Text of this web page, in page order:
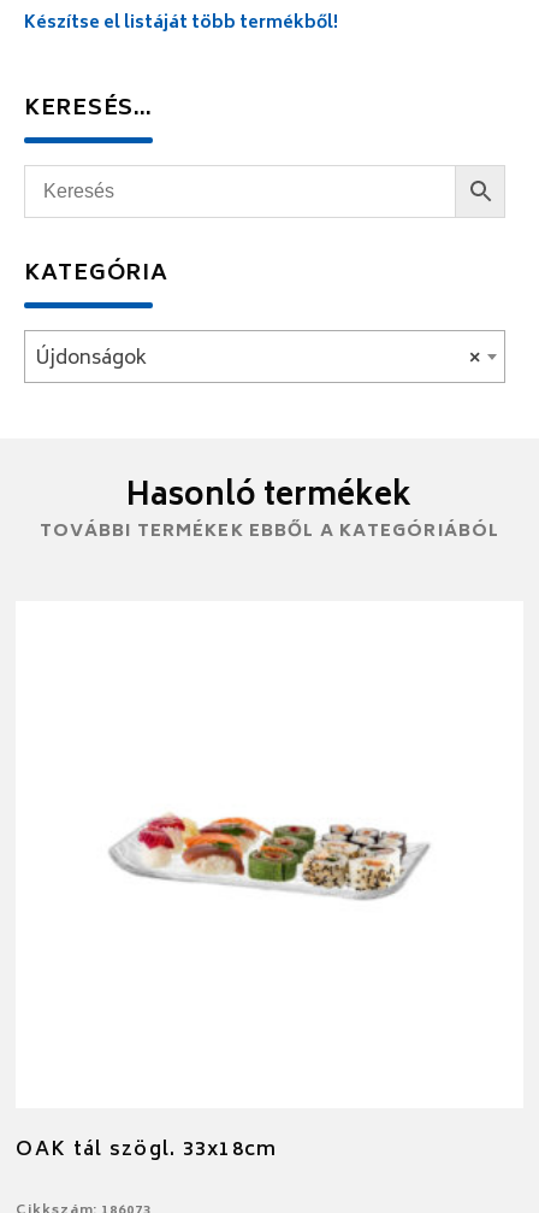
Készítse el listáját több termékből!
KERESÉS…
KATEGÓRIA
×
Újdonságok
Hasonló termékek
TOVÁBBI TERMÉKEK EBBŐL A KATEGÓRIÁBÓL
OAK tál szögl. 33x18cm